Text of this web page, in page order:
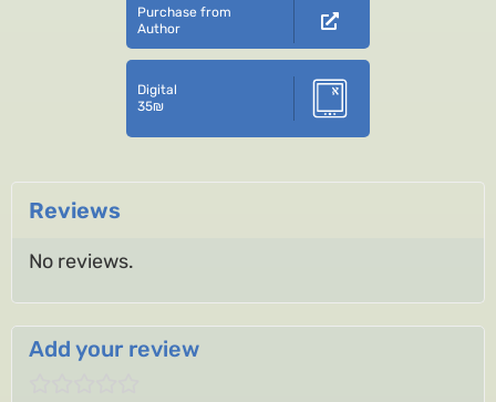
Purchase from
Author
Digital
35₪
Reviews
No reviews.
Add your review